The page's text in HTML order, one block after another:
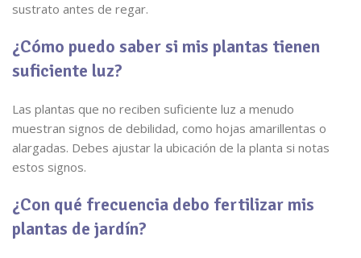
sustrato antes de regar.
¿Cómo puedo saber si mis plantas tienen
suficiente luz?
Las plantas que no reciben suficiente luz a menudo
muestran signos de debilidad, como hojas amarillentas o
alargadas. Debes ajustar la ubicación de la planta si notas
estos signos.
¿Con qué frecuencia debo fertilizar mis
plantas de jardín?